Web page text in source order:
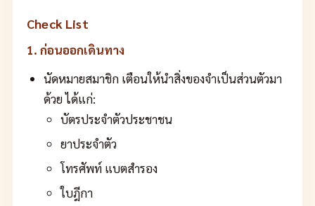
Check List
1. ก่อนออกเดินทาง
นัดหมายสมาชิก เตือนให้นำสิ่งของจำเป็นส่วนตัวมา
ด้วย ได้แก่:
บัตรประจำตัวประชาชน
ยาประจำตัว
โทรศัพท์ แบตสำรอง
ใบฎีกา